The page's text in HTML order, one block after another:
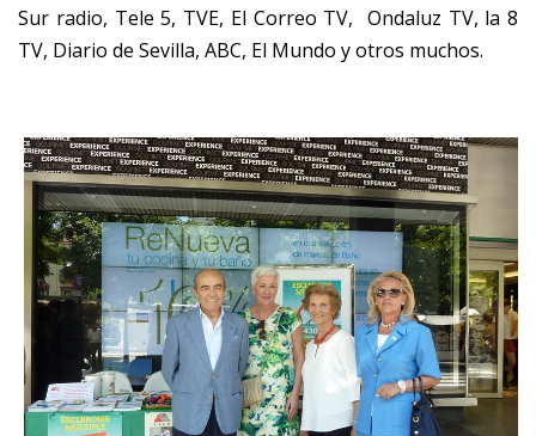
Sur radio, Tele 5, TVE, El Correo TV, Ondaluz TV, la 8
TV, Diario de Sevilla, ABC, El Mundo y otros muchos.